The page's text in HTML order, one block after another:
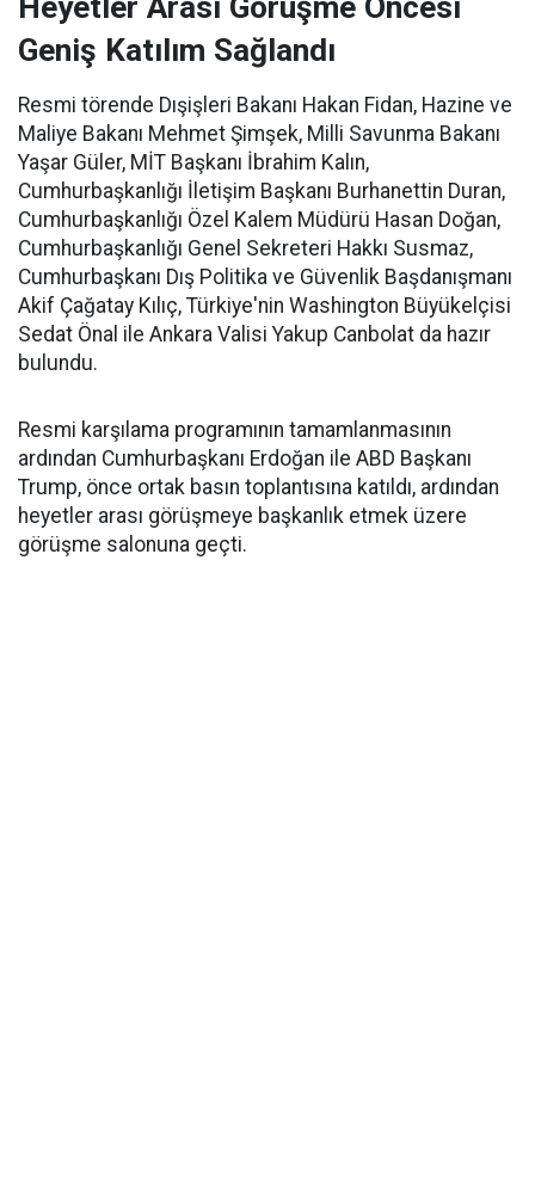
Heyetler Arası Görüşme Öncesi
Geniş Katılım Sağlandı
Resmi törende Dışişleri Bakanı Hakan Fidan, Hazine ve
Maliye Bakanı Mehmet Şimşek, Milli Savunma Bakanı
Yaşar Güler, MİT Başkanı İbrahim Kalın,
Cumhurbaşkanlığı İletişim Başkanı Burhanettin Duran,
Cumhurbaşkanlığı Özel Kalem Müdürü Hasan Doğan,
Cumhurbaşkanlığı Genel Sekreteri Hakkı Susmaz,
Cumhurbaşkanı Dış Politika ve Güvenlik Başdanışmanı
Akif Çağatay Kılıç, Türkiye'nin Washington Büyükelçisi
Sedat Önal ile Ankara Valisi Yakup Canbolat da hazır
bulundu.
Resmi karşılama programının tamamlanmasının
ardından Cumhurbaşkanı Erdoğan ile ABD Başkanı
Trump, önce ortak basın toplantısına katıldı, ardından
heyetler arası görüşmeye başkanlık etmek üzere
görüşme salonuna geçti.